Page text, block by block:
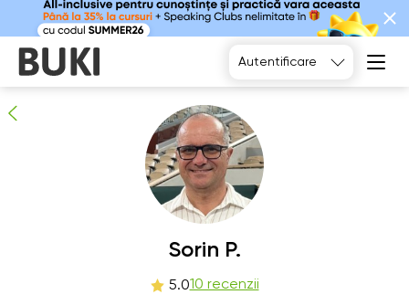
Autentificare
Sorin P. persoane recomandă
Sorin P.
5.010 recenzii
We